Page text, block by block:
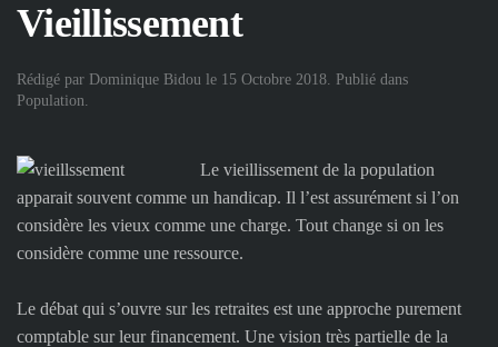
Vieillissement
Rédigé par Dominique Bidou le 15 Octobre 2018. Publié dans
Population.
Le vieillissement de la population
apparait souvent comme un handicap. Il l’est assurément si l’on
considère les vieux comme une charge. Tout change si on les
considère comme une ressource.
Le débat qui s’ouvre sur les retraites est une approche purement
comptable sur leur financement. Une vision très partielle de la